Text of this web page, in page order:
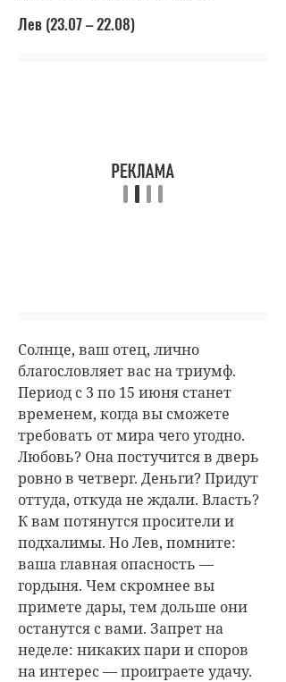
Лев (23.07 – 22.08)
Солнце, ваш отец, лично
благословляет вас на триумф.
Период с 3 по 15 июня станет
временем, когда вы сможете
требовать от мира чего угодно.
Любовь? Она постучится в дверь
ровно в четверг. Деньги? Придут
оттуда, откуда не ждали. Власть?
К вам потянутся просители и
подхалимы. Но Лев, помните:
ваша главная опасность —
гордыня. Чем скромнее вы
примете дары, тем дольше они
останутся с вами. Запрет на
неделе: никаких пари и споров
на интерес — проиграете удачу.